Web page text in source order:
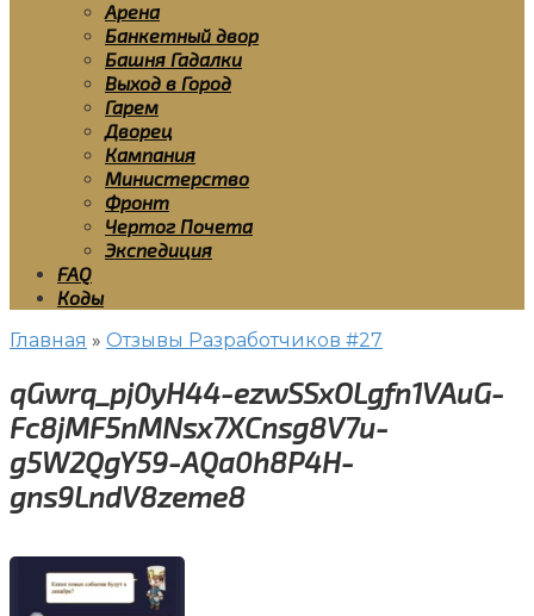
Арена
Банкетный двор
Башня Гадалки
Выход в Город
Гарем
Дворец
Кампания
Министерство
Фронт
Чертог Почета
Экспедиция
FAQ
Коды
Главная » Отзывы Разработчиков #27
qGwrq_pj0yH44-ezwSSxOLgfn1VAuG-
Fc8jMF5nMNsx7XCnsg8V7u-
g5W2QgY59-AQa0h8P4H-
gns9LndV8zeme8